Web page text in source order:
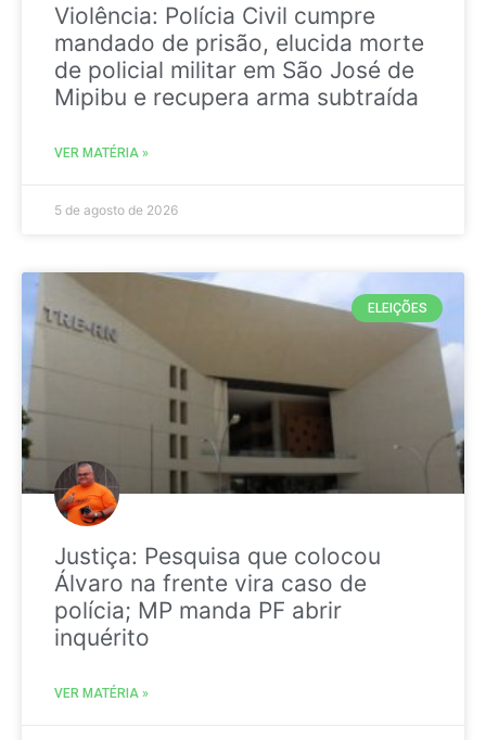
Violência: Polícia Civil cumpre
mandado de prisão, elucida morte
de policial militar em São José de
Mipibu e recupera arma subtraída
VER MATÉRIA »
5 de agosto de 2026
ELEIÇÕES
Justiça: Pesquisa que colocou
Álvaro na frente vira caso de
polícia; MP manda PF abrir
inquérito
VER MATÉRIA »